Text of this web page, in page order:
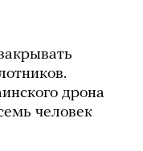
дрона
человек